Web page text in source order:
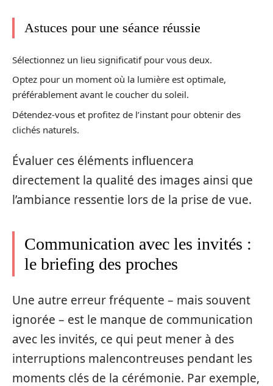
Astuces pour une séance réussie
Sélectionnez un lieu significatif pour vous deux.
Optez pour un moment où la lumière est optimale,
préférablement avant le coucher du soleil.
Détendez-vous et profitez de l’instant pour obtenir des
clichés naturels.
Évaluer ces éléments influencera
directement la qualité des images ainsi que
l’ambiance ressentie lors de la prise de vue.
Communication avec les invités :
le briefing des proches
Une autre erreur fréquente – mais souvent
ignorée – est le manque de communication
avec les invités, ce qui peut mener à des
interruptions malencontreuses pendant les
moments clés de la cérémonie. Par exemple,